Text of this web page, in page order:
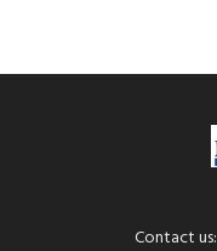
Contact us: